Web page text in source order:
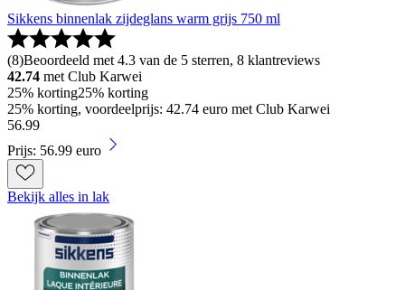
Sikkens binnenlak zijdeglans warm grijs 750 ml
(8)Beoordeeld met 4.3 van de 5 sterren, 8 klantreviews
42.74 met Club Karwei
25% korting25% korting
25% korting, voordeelprijs: 42.74 euro met Club Karwei
56.99
Prijs: 56.99 euro
Bekijk alles in lak